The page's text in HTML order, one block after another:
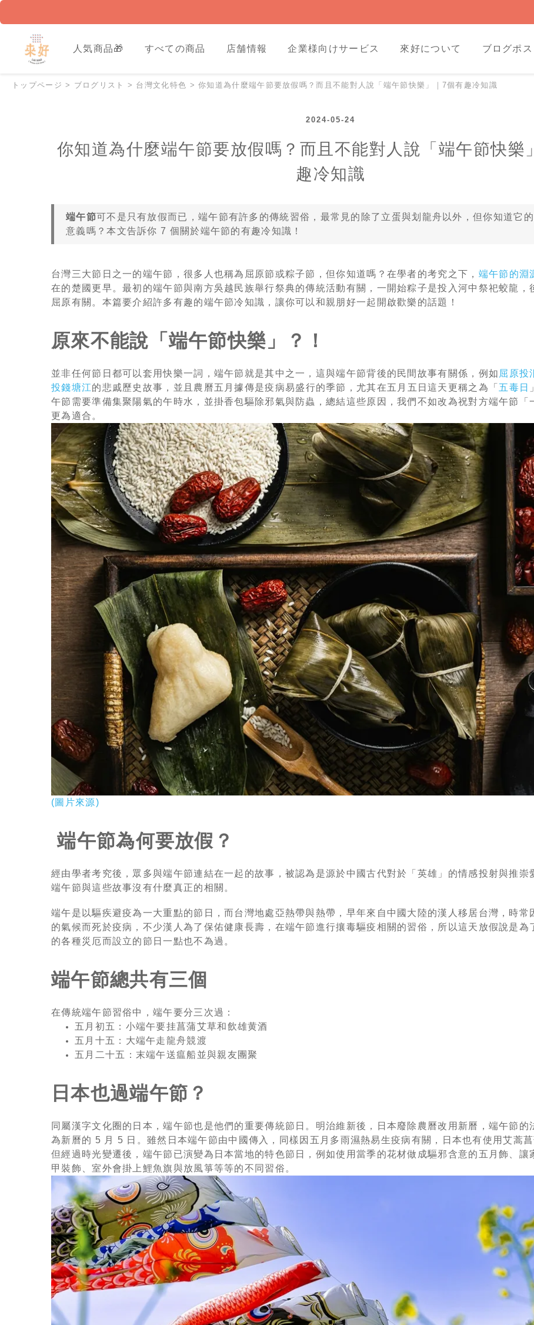
人気商品🎁 すべての商品 店舗情報 企業様向けサービス 來好について ブログポス
トップページ > ブログリスト > 台灣文化特色 >你知道為什麼端午節要放假嗎？而且不能對人說「端午節快樂」｜7個有趣冷知識
2024-05-24
你知道為什麼端午節要放假嗎？而且不能對人說「端午節快樂
趣冷知識
端午節可不是只有放假而已，端午節有許多的傳統習俗，最常見的除了立蛋與划龍舟以外，但你知道它
意義嗎？本文告訴你 7 個關於端午節的有趣冷知識！
台灣三大節日之一的端午節，很多人也稱為屈原節或粽子節，但你知道嗎？在學者的考究之下， 端午節的淵
在的楚國更早。最初的端午節與南方吳越民族舉行祭典的傳統活動有關，一開始粽子是投入河中祭祀蛟龍，
屈原有關。本篇要介紹許多有趣的端午節冷知識，讓你可以和親朋好一起開啟歡樂的話題！
原來不能說「端午節快樂」？！
並非任何節日都可以套用快樂一詞，端午節就是其中之一，這與端午節背後的民間故事有關係，例如 屈原投
投錢塘江的悲戚歷史故事，並且農曆五月據傳是疫病易盛行的季節，尤其在五月五日這天更稱之為「 五毒日
午節需要準備集聚陽氣的午時水，並掛香包驅除邪氣與防蟲，總結這些原因，我們不如改為祝對方端午節「
更為適合。
(圖片來源)
端午節為何要放假？
經由學者考究後，眾多與端午節連結在一起的故事，被認為是源於中國古代對於「英雄」的情感投射與推崇
端午節與這些故事沒有什麼真正的相關。
端午是以驅疾避疫為一大重點的節日，而台灣地處亞熱帶與熱帶，早年來自中國大陸的漢人移居台灣，時常
的氣候而死於疫病，不少漢人為了保佑健康長壽，在端午節進行攘毒驅疫相關的習俗，所以這天放假說是為
的各種災厄而設立的節日一點也不為過。
端午節總共有三個
在傳統端午節習俗中，端午要分三次過：
五月初五：小端午要挂菖蒲艾草和飲雄黄酒
五月十五：大端午走龍舟競渡
五月二十五：末端午送瘟船並與親友團聚
日本也過端午節？
同屬漢字文化圈的日本，端午節也是他們的重要傳統節日。明治維新後，日本廢除農曆改用新曆，端午節的
為新曆的 5 月 5 日。雖然日本端午節由中國傳入，同樣因五月多雨濕熱易生疫病有關，日本也有使用艾蒿菖
但經過時光變遷後，端午節已演變為日本當地的特色節日，例如使用當季的花材做成驅邪含意的五月飾、讓
甲裝飾、室外會掛上鯉魚旗與放風箏等等的不同習俗。